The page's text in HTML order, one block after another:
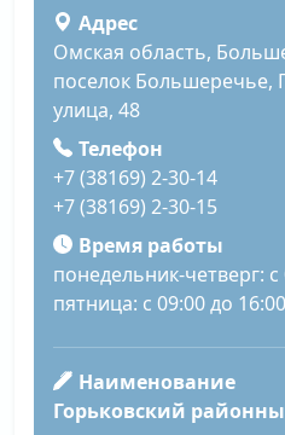
Адрес
Омская область,
поселок
улица, 48
Телефон
+7 (38169) 2-30-14
+7 (38169) 2-30-15
Время работы
понедельник-четверг:
пятница: с 09:00 до 16:00
Наименование
Горьковский